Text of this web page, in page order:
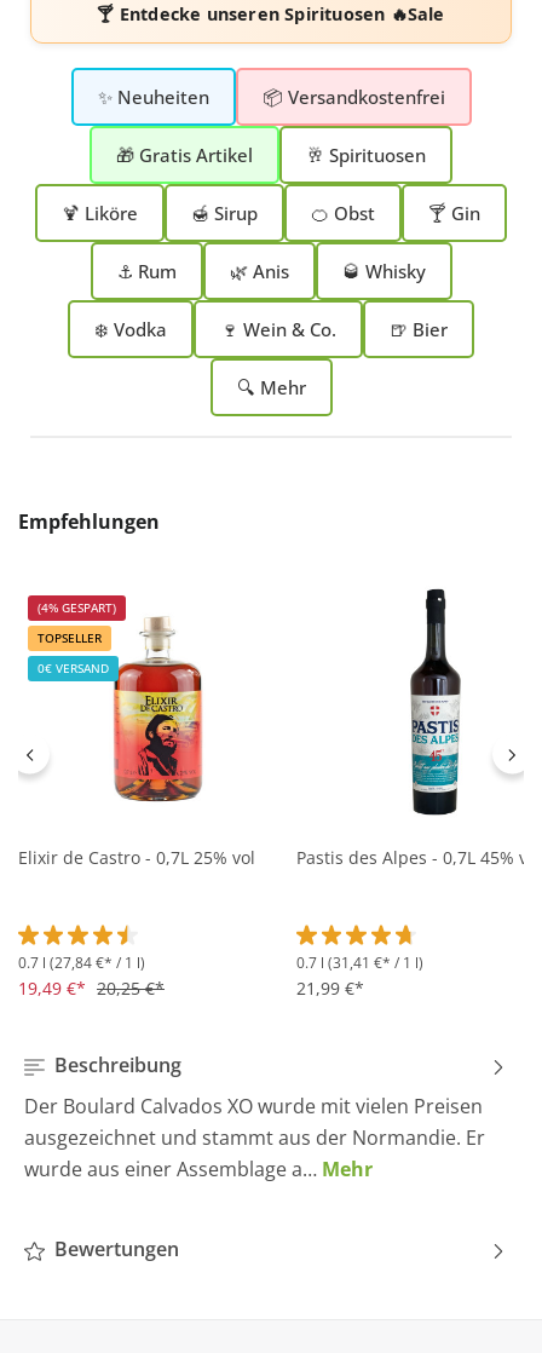
🍸 Entdecke unserenSpirituosen 🔥Sale
✨ Neuheiten 📦 Versandkostenfrei
🎁 Gratis Artikel 🥂 Spirituosen
🍹 Liköre 🍯 Sirup 🍊 Obst 🍸 Gin
⚓ Rum 🌿 Anis 🥃 Whisky
❄️ Vodka 🍷 Wein & Co. 🍺 Bier
🔍 Mehr
Produktgalerie überspringen
Empfehlungen
(4% GESPART)
TOPSELLER
0€ VERSAND
Elixir de Castro - 0,7L 25% vol
Durchschnittliche Bewertung von 4.5 von 5 Sternen
0.7 l (27,84 €* / 1 l)
19,49 €* 20,25 €*
Pastis des Alpes - 0,7L 45% vol
Durchschnittliche
0.7 l (31,41 €* / 1 l)
21,99 €*
Beschreibung
Der Boulard Calvados XO wurde mit vielen Preisen
ausgezeichnet und stammt aus der Normandie. Er
wurde aus einer Assemblage a… Mehr
Bewertungen